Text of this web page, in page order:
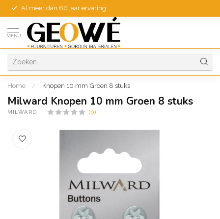
Al meer dan 60 jaar ervaring
MENU
Home / Knopen 10 mm Groen 8 stuks
Milward Knopen 10 mm Groen 8 stuks
MILWARD (0)